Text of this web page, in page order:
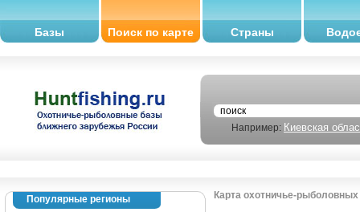
Базы Поиск по карте Страны
Например: Киевская
Популярные регионы Карта охотничье-рыболовных